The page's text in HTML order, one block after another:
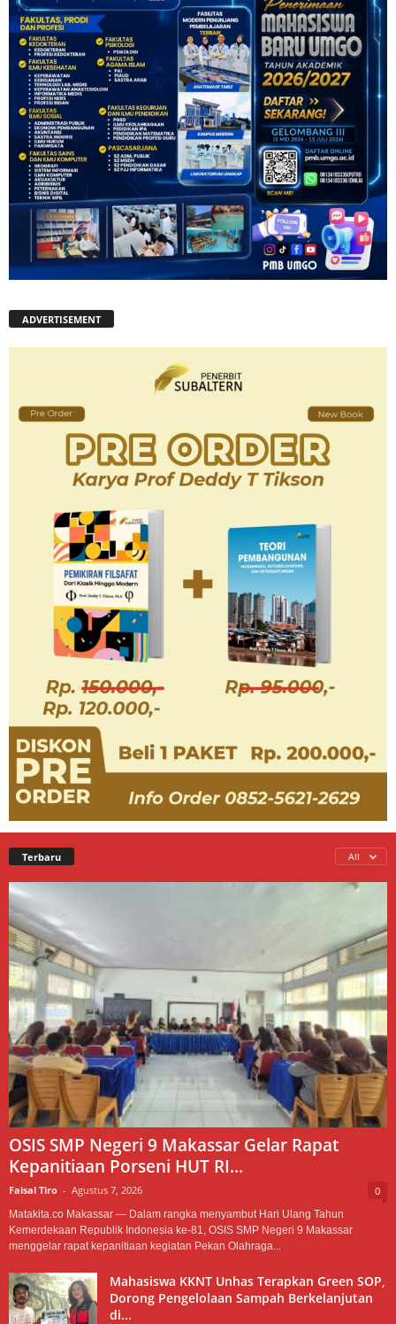
ADVERTISEMENT
Terbaru All
OSIS SMP Negeri 9 Makassar Gelar Rapat
Kepanitiaan Porseni HUT RI...
Faisal Tiro - Agustus 7, 2026 0
Matakita.co Makassar — Dalam rangka menyambut Hari Ulang Tahun
Kemerdekaan Republik Indonesia ke-81, OSIS SMP Negeri 9 Makassar
menggelar rapat kepanitiaan kegiatan Pekan Olahraga...
Mahasiswa KKNT Unhas Terapkan Green SOP,
Dorong Pengelolaan Sampah Berkelanjutan
di...